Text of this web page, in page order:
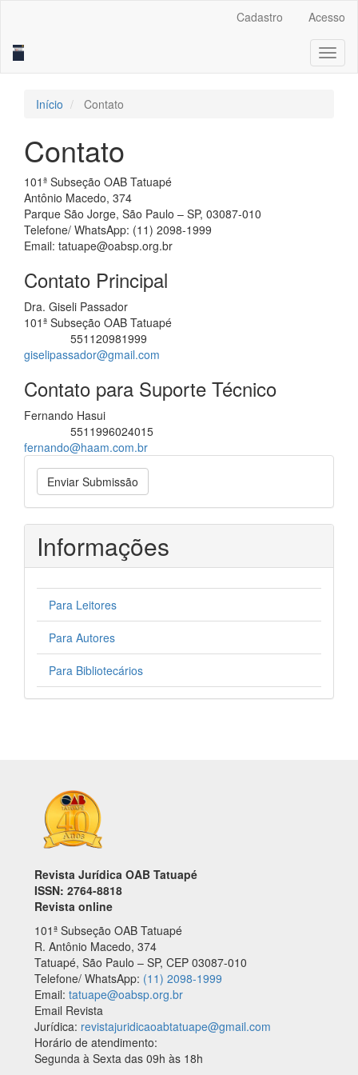
Barra
Cadastro Acesso
Início Contato
Contato
101ª Subseção OAB Tatuapé
Antônio Macedo, 374
Parque São Jorge, São Paulo – SP, 03087-010
Telefone/ WhatsApp: (11) 2098-1999
Email: tatuape@oabsp.org.br
Contato Principal
Dra. Giseli Passador
101ª Subseção OAB Tatuapé
551120981999
giselipassador@gmail.com
Contato para Suporte Técnico
Fernando Hasui
5511996024015
fernando@haam.com.br
Enviar
Submissão
Enviar Submissão
Informações
Para Leitores
Para Autores
Para Bibliotecários
Revista Jurídica OAB Tatuapé
ISSN: 2764-8818
Revista online
101ª Subseção OAB Tatuapé
R. Antônio Macedo, 374
Tatuapé, São Paulo – SP, CEP 03087-010
Telefone/ WhatsApp: (11) 2098-1999
Email: tatuape@oabsp.org.br
Email Revista
Jurídica: revistajuridicaoabtatuape@gmail.com
Horário de atendimento:
Segunda à Sexta das 09h às 18h